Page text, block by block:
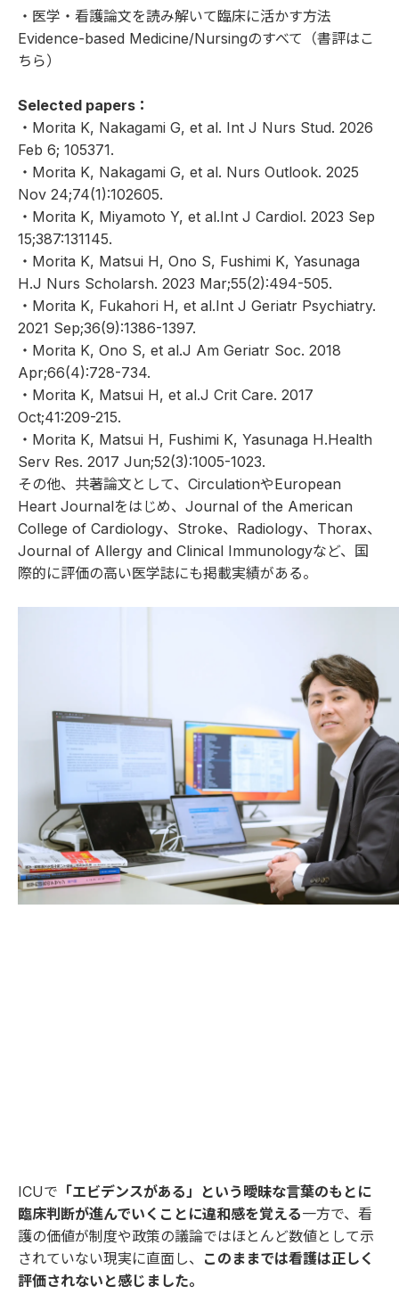
・ 医学・看護論文を読み解いて臨床に活かす方法
Evidence-based Medicine/Nursingのすべて （書評はこ
ちら）
Selected papers：
・ Morita K, Nakagami G, et al. Int J Nurs Stud. 2026
Feb 6; 105371.
・ Morita K, Nakagami G, et al. Nurs Outlook. 2025
Nov 24;74(1):102605.
・ Morita K, Miyamoto Y, et al.Int J Cardiol. 2023 Sep
15;387:131145.
・ Morita K, Matsui H, Ono S, Fushimi K, Yasunaga
H.J Nurs Scholarsh. 2023 Mar;55(2):494-505.
・ Morita K, Fukahori H, et al.Int J Geriatr Psychiatry.
2021 Sep;36(9):1386-1397.
・ Morita K, Ono S, et al.J Am Geriatr Soc. 2018
Apr;66(4):728-734.
・ Morita K, Matsui H, et al.J Crit Care. 2017
Oct;41:209-215.
・ Morita K, Matsui H, Fushimi K, Yasunaga H.Health
Serv Res. 2017 Jun;52(3):1005-1023.
その他、共著論文として、CirculationやEuropean
Heart Journalをはじめ、Journal of the American
College of Cardiology、Stroke、Radiology、Thorax、
Journal of Allergy and Clinical Immunologyなど、 国
際的に評価の高い医学誌にも掲載実績がある。
ICUで 「エビデンスがある」という曖昧な言葉のもとに
臨床判断が進んでいくことに違和感を覚える一方で、看
護の価値が制度や政策の議論ではほとんど数値として示
されていない現実に直面し、 このままでは看護は正しく
評価されないと感じました。